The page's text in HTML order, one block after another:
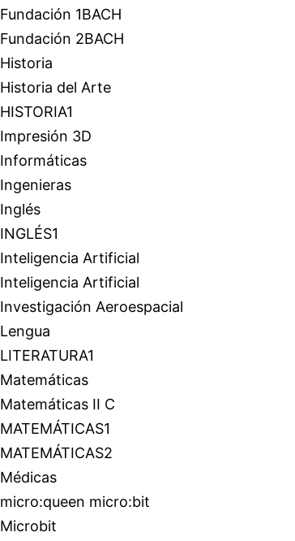
Fundación 1BACH
Fundación 2BACH
Historia
Historia del Arte
HISTORIA1
Impresión 3D
Informáticas
Ingenieras
Inglés
INGLÉS1
Inteligencia Artificial
Inteligencia Artificial
Investigación Aeroespacial
Lengua
LITERATURA1
Matemáticas
Matemáticas II C
MATEMÁTICAS1
MATEMÁTICAS2
Médicas
micro:queen micro:bit
Microbit